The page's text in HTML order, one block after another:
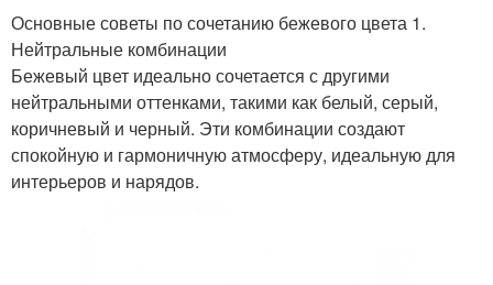
Основные советы по сочетанию бежевого цвета 1.
Нейтральные комбинации
Бежевый цвет идеально сочетается с другими
нейтральными оттенками, такими как белый, серый,
коричневый и черный. Эти комбинации создают
спокойную и гармоничную атмосферу, идеальную для
интерьеров и нарядов.